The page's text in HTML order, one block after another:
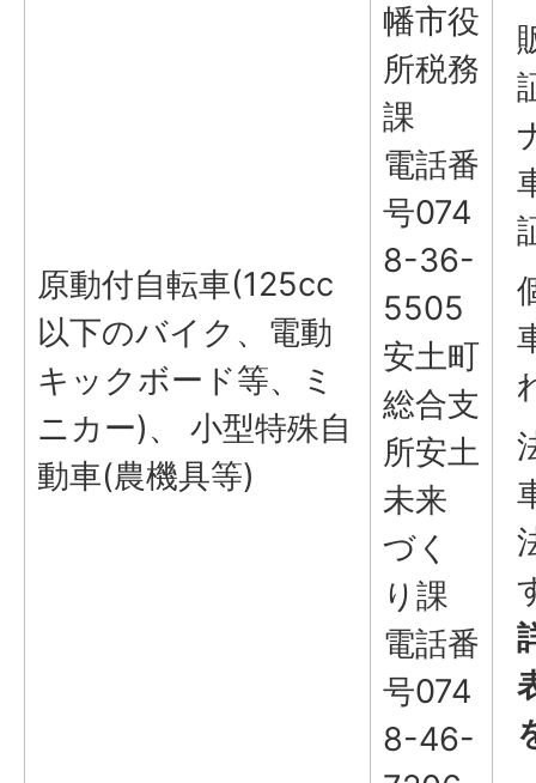
原動付自転車(125cc
以下のバイク、電動
キックボード等、ミ
ニカー)、 小型特殊自
動車(農機具等)
幡市役
所税務
課
電話番
号074
8-36-
5505
安土町
総合支
所安土
未来
づく
り課
電話番
号074
8-46-